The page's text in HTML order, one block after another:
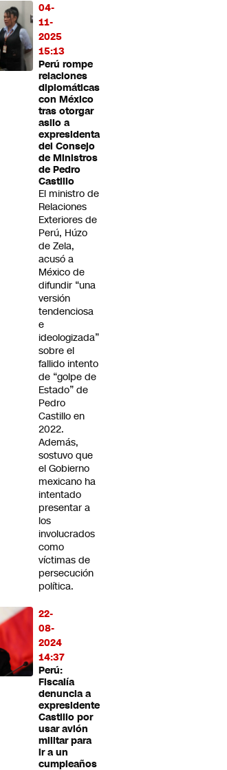
04-
11-
2025
15:13
Perú rompe
relaciones
diplomáticas
con México
tras otorgar
asilo a
expresidenta
del Consejo
de Ministros
de Pedro
Castillo
El ministro de
Relaciones
Exteriores de
Perú, Húzo
de Zela,
acusó a
México de
difundir “una
versión
tendenciosa
e
ideologizada”
sobre el
fallido intento
de “golpe de
Estado” de
Pedro
Castillo en
2022.
Además,
sostuvo que
el Gobierno
mexicano ha
intentado
presentar a
los
involucrados
como
víctimas de
persecución
política.
22-
08-
2024
14:37
Perú:
Fiscalía
denuncia a
expresidente
Castillo por
usar avión
militar para
ir a un
cumpleaños